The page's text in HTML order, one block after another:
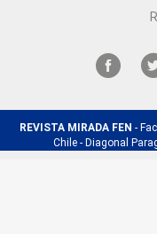
REVISTA MIRADA FEN -
Chile - Diagonal